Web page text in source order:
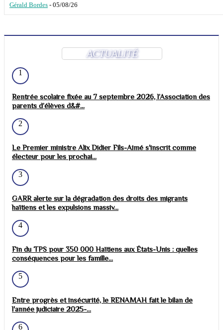
Gérald Bordes - 05/08/26
ACTUALITÉ
1
Rentrée scolaire fixée au 7 septembre 2026, l’Association des
parents d’élèves d&#...
2
Le Premier ministre Alix Didier Fils-Aimé s'inscrit comme
électeur pour les prochai...
3
GARR alerte sur la dégradation des droits des migrants
haïtiens et les expulsions massiv...
4
Fin du TPS pour 350 000 Haïtiens aux États-Unis : quelles
conséquences pour les famille...
5
Entre progrès et insécurité, le RENAMAH fait le bilan de
l'année judiciaire 2025-...
6